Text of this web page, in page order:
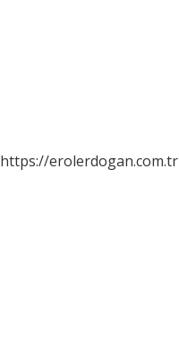
https://erolerdogan.com.tr